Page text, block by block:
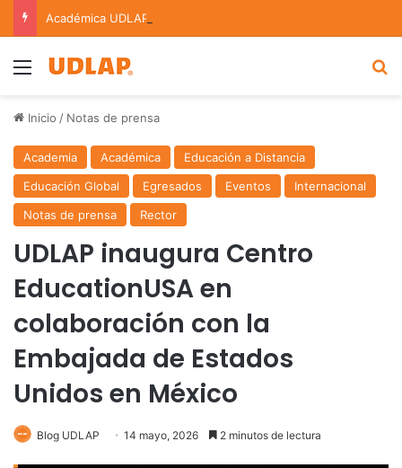
Menu
Inicio / Notas de prensa
Academia Académica
Educación a Distancia
Educación Global
Egresados Eventos
Internacional
Notas de prensa
Rector
UDLAP inaugura Centro
EducationUSA en
colaboración con la
Embajada de Estados
Unidos en México
Blog UDLAP 14 mayo, 2026 2 minutos de lectura